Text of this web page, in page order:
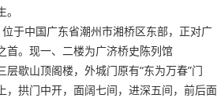
于中国广东省潮州市湘桥区东部，正对广
首。现一、二楼为广济桥史陈列馆
歇山顶阁楼，外城门原有“东为万春”门
，拱门中开，面阔七间，进深五间，前后面